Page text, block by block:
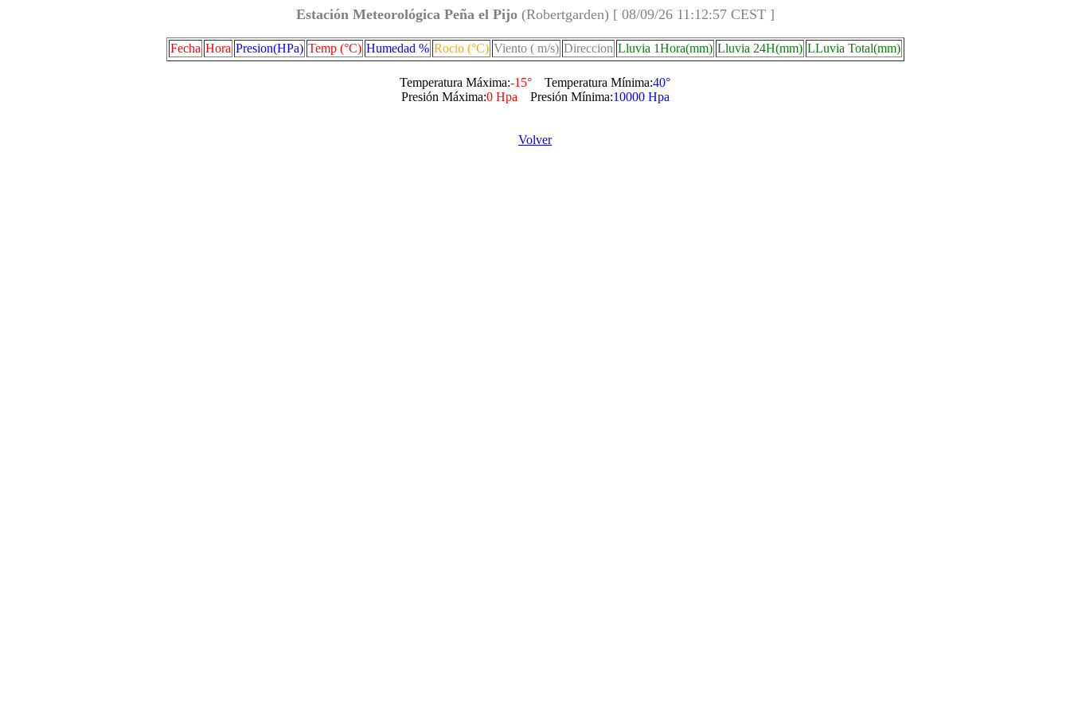
Estación Meteorológica Peña el Pijo(Robertgarden) [ 08/09/26 11:12:57 CEST ]
Fecha Hora Presion(HPa) Temp (°C) Humedad % Rocio (°C) Viento ( m/s) Direccion Lluvia 1Hora(mm) Lluvia 24H(mm) LLuvia Total(mm)
Temperatura Máxima:-15° Temperatura Mínima:40°
Presión Máxima:0 Hpa Presión Mínima:10000 Hpa
Volver